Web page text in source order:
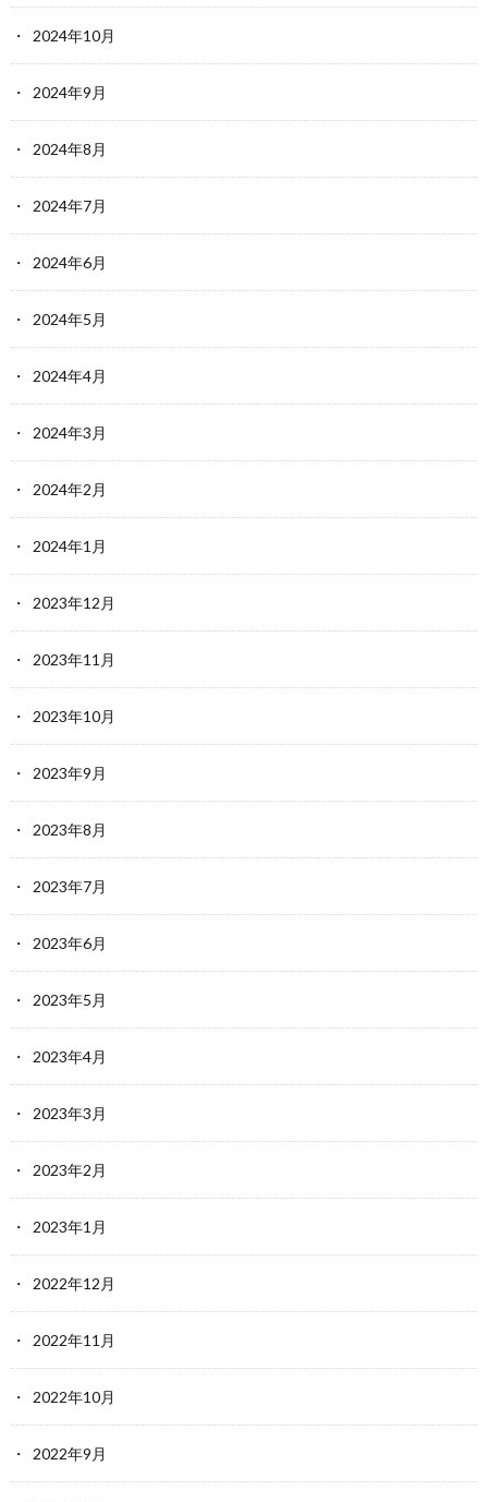
2024年10月
2024年9月
2024年8月
2024年7月
2024年6月
2024年5月
2024年4月
2024年3月
2024年2月
2024年1月
2023年12月
2023年11月
2023年10月
2023年9月
2023年8月
2023年7月
2023年6月
2023年5月
2023年4月
2023年3月
2023年2月
2023年1月
2022年12月
2022年11月
2022年10月
2022年9月